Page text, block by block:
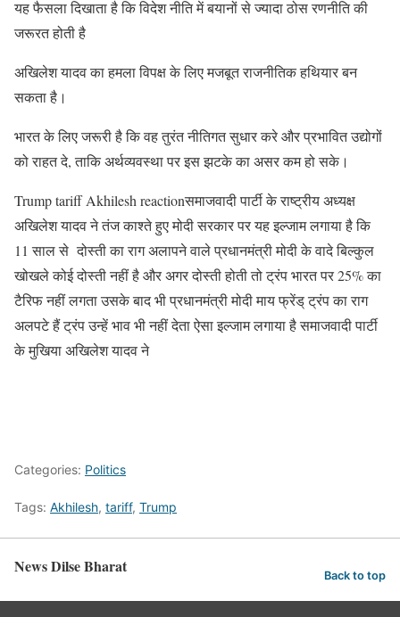
यह फैसला दिखाता है कि विदेश नीति में बयानों से ज्यादा ठोस रणनीति की
जरूरत होती है
अखिलेश यादव का हमला विपक्ष के लिए मजबूत राजनीतिक हथियार बन
सकता है।
भारत के लिए जरूरी है कि वह तुरंत नीतिगत सुधार करे और प्रभावित उद्योगों
को राहत दे, ताकि अर्थव्यवस्था पर इस झटके का असर कम हो सके।
Trump tariff Akhilesh reactionसमाजवादी पार्टी के राष्ट्रीय अध्यक्ष
अखिलेश यादव ने तंज काश्ते हुए मोदी सरकार पर यह इल्जाम लगाया है कि
11 साल से दोस्ती का राग अलापने वाले प्रधानमंत्री मोदी के वादे बिल्कुल
खोखले कोई दोस्ती नहीं है और अगर दोस्ती होती तो ट्रंप भारत पर 25% का
टैरिफ नहीं लगता उसके बाद भी प्रधानमंत्री मोदी माय फ्रेंड् ट्रंप का राग
अलपटे हैं ट्रंप उन्हें भाव भी नहीं देता ऐसा इल्जाम लगाया है समाजवादी पार्टी
के मुखिया अखिलेश यादव ने
Categories: Politics
Tags: Akhilesh, tariff, Trump
News Dilse Bharat Back to top